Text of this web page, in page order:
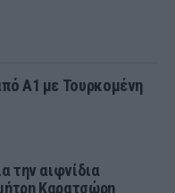
Α1 με Τουρκομένη
την αιφνίδια
Καρατσώρη